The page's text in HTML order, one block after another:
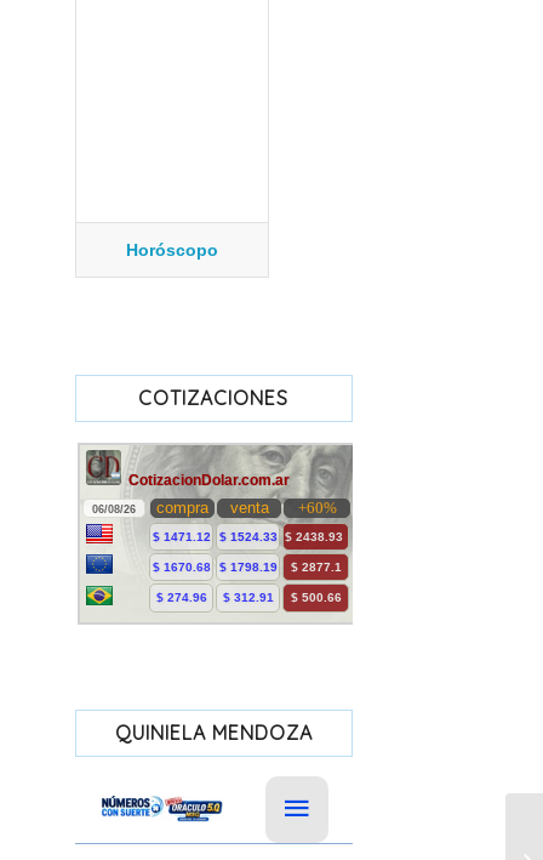
Horóscopo
COTIZACIONES
QUINIELA MENDOZA